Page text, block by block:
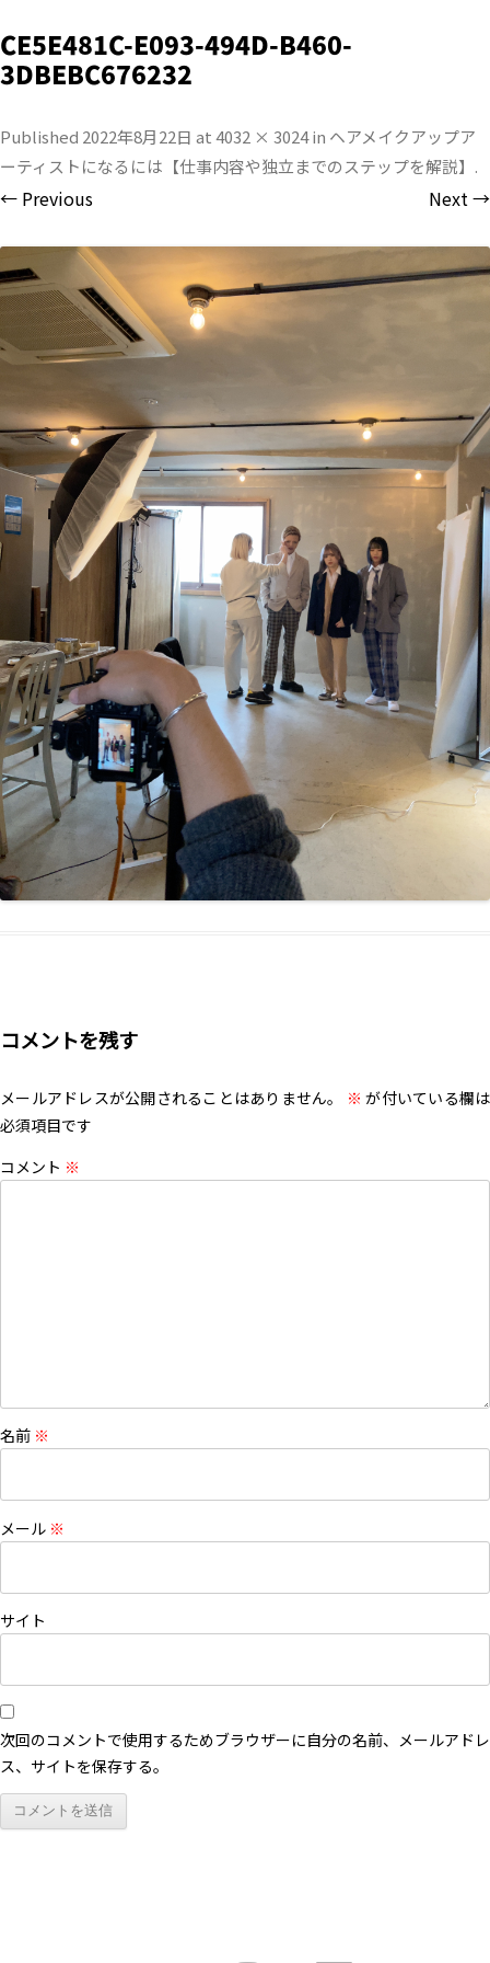
CE5E481C-E093-494D-B460-
3DBEBC676232
Published 2022年8月22日 at4032 × 3024in ヘアメイクアップア
ーティストになるには【仕事内容や独立までのステップを解説】 .
← Previous Next →
コメントを残す
メールアドレスが公開されることはありません。 ※ が付いている欄は
必須項目です
コメント ※
名前 ※
メール ※
サイト
次回のコメントで使用するためブラウザーに自分の名前、メールアドレ
ス、サイトを保存する。